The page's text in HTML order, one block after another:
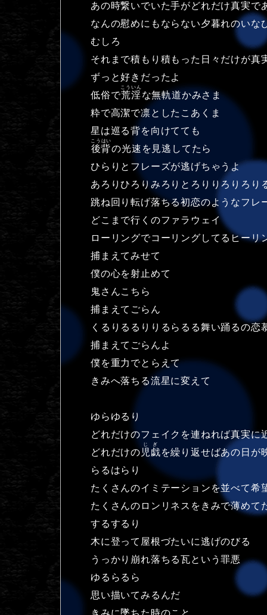
あの時繋いでいた手がどれだけ真実で
なんの慰めにもならない夕暮れのいな
むしろ
それまで積もり積もった日々だけが真
ずっと好きだったよ
低俗で荒淫
こういん
な無軌道かみさま
粋で高潔で凛としたこあくま
星は巡る背を向けてても
後背
こうはい
の光速を見逃してたら
ひらりとフレーズが逃げちゃうよ
あろりひろりみろりとろりりろりろり
跳ね回り転げ落ちる初恋のようなフレ
どこまで行くのファラウェイ
ローリングでコーリングしてるヒーリ
捕まえてみせて
僕の心を射止めて
鬼さんこちら
捕まえてごらん
くるりるるりりるらるる舞い踊るの恋
捕まえてごらんよ
僕を重力でとらえて
きみへ落ちる流星に変えて
ゆらゆるり
どれだけのフェイクを連ねれば真実に
どれだけの 児戯
じぎ
を繰り返せばあの日が
らるはらり
たくさんのイミテーションを並べて希
たくさんのロンリネスをきみで薄めて
するするり
木に登って屋根づたいに逃げのびる
うっかり崩れ落ちる瓦という罪悪
ゆるらるら
思い描いてみるんだ
きみに墜ちた時のこと